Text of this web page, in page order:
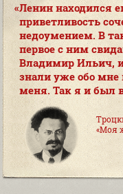
Ленин находился
приветливость
недоумением. В
первое с ним
Владимир Ильич,
знали уже обо
меня. Так я и был
«Моя